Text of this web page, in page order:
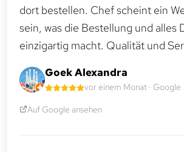
dort bestellen. Chef scheint ein
sein, was die Bestellung und alles
einzigartig macht. Qualität und
Goek Alexandra
vor einem Monat · Google
Auf Google ansehen